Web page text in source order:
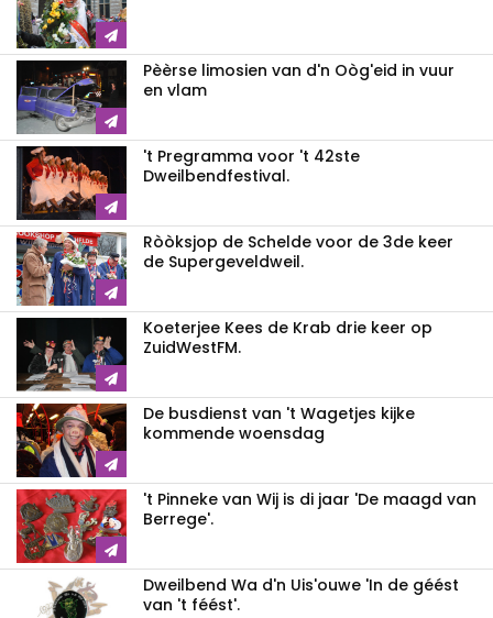
Pèèrse limosien van d'n Oòg'eid in vuur
en vlam
't Pregramma voor 't 42ste
Dweilbendfestival.
Ròòksjop de Schelde voor de 3de keer
de Supergeveldweil.
Koeterjee Kees de Krab drie keer op
ZuidWestFM.
De busdienst van 't Wagetjes kijke
kommende woensdag
't Pinneke van Wij is di jaar 'De maagd van
Berrege'.
Dweilbend Wa d'n Uis'ouwe 'In de géést
van 't féést'.